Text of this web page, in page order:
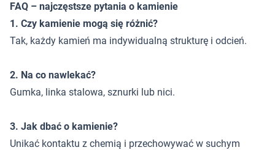
FAQ – najczęstsze pytania o kamienie
1. Czy kamienie mogą się różnić?
Tak, każdy kamień ma indywidualną strukturę i odcień.
2. Na co nawlekać?
Gumka, linka stalowa, sznurki lub nici.
3. Jak dbać o kamienie?
Unikać kontaktu z chemią i przechowywać w suchym